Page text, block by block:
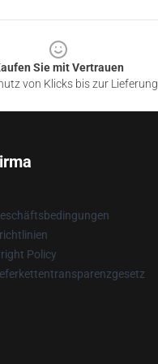
Sie mit Vertrauen
von Klicks bis zur Lieferung
Policy